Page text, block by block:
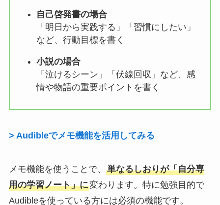
自己啓発書の場合
「明日から実践する」「習慣にしたい」
など、行動目標を書く
小説の場合
「泣けるシーン」「伏線回収」など、感
情や物語の重要ポイントを書く
> Audibleでメモ機能を活用してみる
メモ機能を使うことで、 単なるしおりが「自分専
用の学習ノート」に変わります。特に勉強目的で
Audibleを使っている方には必須の機能です。